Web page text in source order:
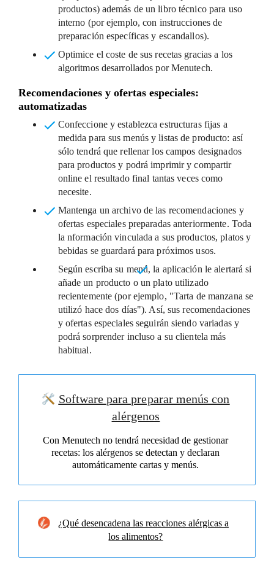
Software para preparar menús con
alérgenos
Con Menutech no tendrá necesidad de gestionar
recetas: los alérgenos se detectan y declaran
automáticamente cartas y menús.
¿Qué desencadena las reacciones alérgicas a
los alimentos?
productos) además de un libro técnico para uso
interno (por ejemplo, con instrucciones de
preparación específicas y escandallos).
Optimice el coste de sus recetas gracias a los
algoritmos desarrollados por Menutech.
Recomendaciones y ofertas especiales:
automatizadas
Confeccione y establezca estructuras fijas a
medida para sus menús y listas de producto: así
sólo tendrá que rellenar los campos designados
para productos y podrá imprimir y compartir
online el resultado final tantas veces como
necesite.
Mantenga un archivo de las recomendaciones y
ofertas especiales preparadas anteriormente. Toda
la nformación vinculada a sus productos, platos y
bebidas se guardará para próximos usos.
Según escriba su menú, la aplicación le alertará si
añade un producto o un plato utilizado
recientemente (por ejemplo, "Tarta de manzana se
utilizó hace dos días"). Así, sus recomendaciones
y ofertas especiales seguirán siendo variadas y
podrá sorprender incluso a su clientela más
habitual.